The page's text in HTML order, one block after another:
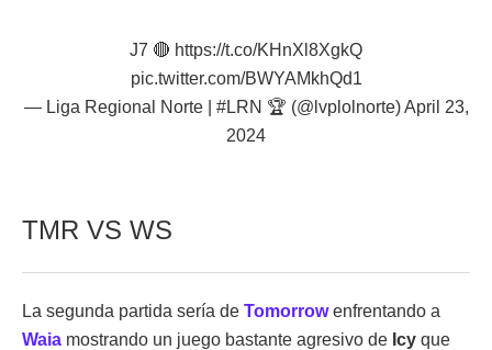
J7 🔴 https://t.co/KHnXl8XgkQ
pic.twitter.com/BWYAMkhQd1
— Liga Regional Norte | #LRN 🏆 (@lvplolnorte)April 23,
2024
TMR VS WS
La segunda partida sería de Tomorrowenfrentando a
Waia mostrando un juego bastante agresivo de Icy que